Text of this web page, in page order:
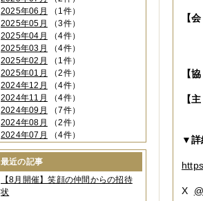
【
〒
【
【
▼詳
X
2025年06月
（1件）
2025年05月
（3件）
2025年04月
（4件）
2025年03月
（4件）
2025年02月
（1件）
2025年01月
（2件）
2024年12月
（4件）
2024年11月
（4件）
2024年09月
（7件）
2024年08月
（2件）
2024年07月
（4件）
2024年06月（4件）
2024年04月
2024年03月（3件）
2024年02月（2件）
2023年12月
最近の記事
【8月開催】笑顔の仲間からの招待
状